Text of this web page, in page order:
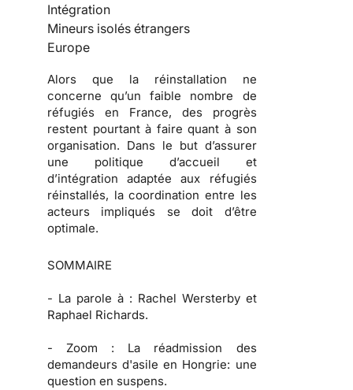
Intégration
Mineurs isolés étrangers
Europe
Alors que la réinstallation ne
concerne qu’un faible nombre de
réfugiés en France, des progrès
restent pourtant à faire quant à son
organisation. Dans le but d’assurer
une politique d’accueil et
d’intégration adaptée aux réfugiés
réinstallés, la coordination entre les
acteurs impliqués se doit d’être
optimale.
SOMMAIRE
- La parole à : Rachel Wersterby et
Raphael Richards.
-Zoom : La réadmission des
demandeurs d'asile en Hongrie: une
question en suspens.